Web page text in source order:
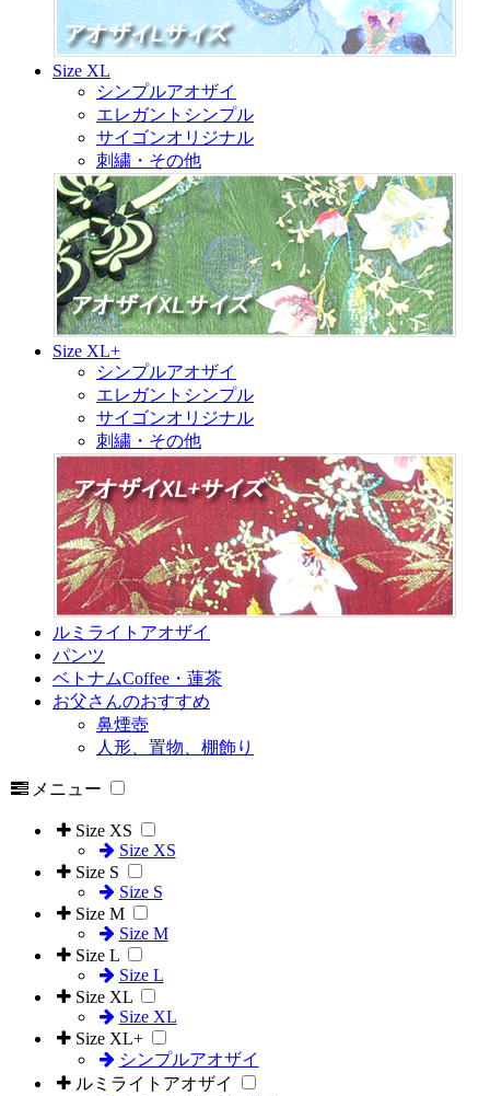
Size XL
シンプルアオザイ
エレガントシンプル
サイゴンオリジナル
刺繍・その他
Size XL+
シンプルアオザイ
エレガントシンプル
サイゴンオリジナル
刺繍・その他
ルミライトアオザイ
パンツ
ベトナムCoffee・蓮茶
お父さんのおすすめ
鼻煙壺
人形、置物、棚飾り
メニュー
Size XS
Size XS
Size S
Size S
Size M
Size M
Size L
Size L
Size XL
Size XL
Size XL+
シンプルアオザイ
ルミライトアオザイ